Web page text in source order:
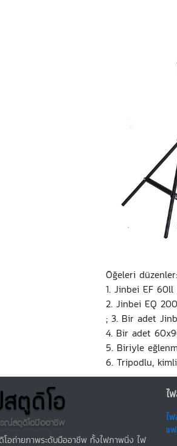
Öğeleri düzenler:
1. Jinbei EF 60ll
2. Jinbei EQ 200
; 3. Bir adet
4. Bir adet
5. Biriyle
6. Tripodlu,
อถ่ายภาพระดับมืออาชีพ ทั้งไฟภาพนิ่ง ไฟ
ไ
ไ
แ